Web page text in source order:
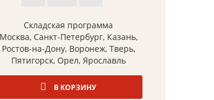
Складская программа
Москва, Санкт-Петербург, Казань,
Ростов-на-Дону, Воронеж, Тверь,
Пятигорск, Орел, Ярославль
В КОРЗИНУ